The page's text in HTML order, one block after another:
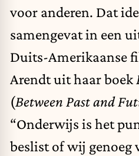
voor anderen. Dat
samengevat in een
Duits-Amerikaanse
Arendt uit haar boek
(Between Past and
“Onderwijs is het
beslist of wij genoeg